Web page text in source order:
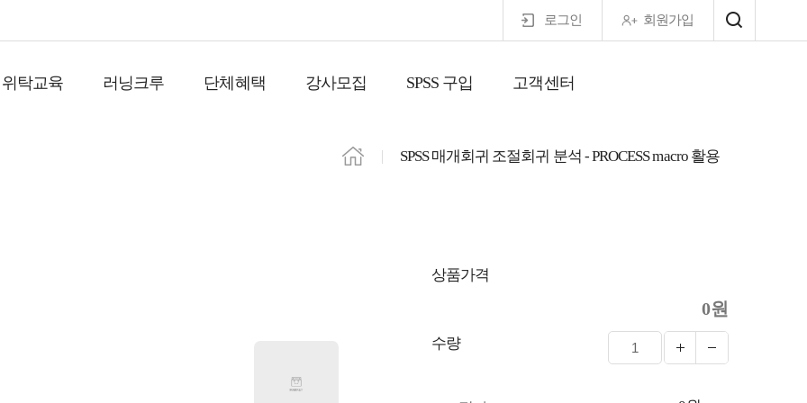
로그인 회원가입
위탁교육 러닝크루 단체혜택 강사모집 SPSS 구입 고객센터
SPSS 매개회귀 조절회귀 분석 - PROCESS macro 활용
상품가격
0원
수량